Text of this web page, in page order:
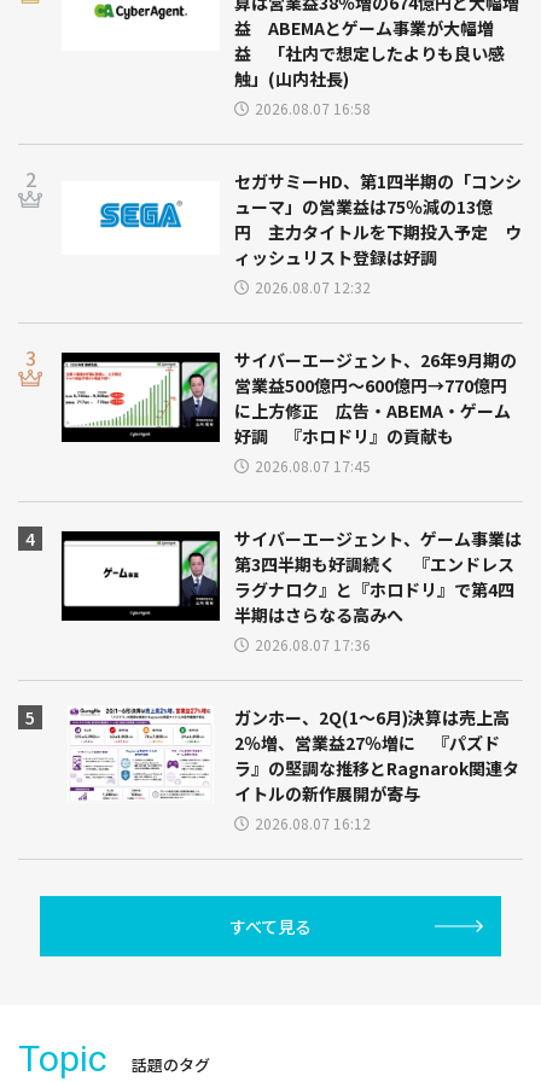
益 ABEMAとゲーム事業が大幅増
益 「社内で想定したよりも良い感
触」(山内社長)
2026.08.07 16:58
セガサミーHD、第1四半期の「コンシ
ューマ」の営業益は75％減の13億
円 主力タイトルを下期投入予定 ウ
ィッシュリスト登録は好調
2026.08.07 12:32
サイバーエージェント、26年9月期の
営業益500億円～600億円→770億円
に上方修正 広告・ABEMA・ゲーム
好調 『ホロドリ』の貢献も
2026.08.07 17:45
サイバーエージェント、ゲーム事業は
第3四半期も好調続く 『エンドレス
ラグナロク』と『ホロドリ』で第4四
半期はさらなる高みへ
2026.08.07 17:36
ガンホー、2Q(1～6月)決算は売上高
2％増、営業益27％増に 『パズド
ラ』の堅調な推移とRagnarok関連タ
イトルの新作展開が寄与
2026.08.07 16:12
すべて見る
Topic 話題のタグ